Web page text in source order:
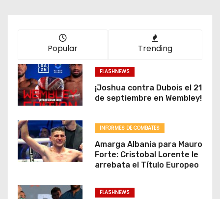
Popular Trending
FLASHNEWS
¡Joshua contra Dubois el 21
de septiembre en Wembley!
INFORMES DE COMBATES
Amarga Albania para Mauro
Forte: Cristobal Lorente le
arrebata el Título Europeo
FLASHNEWS